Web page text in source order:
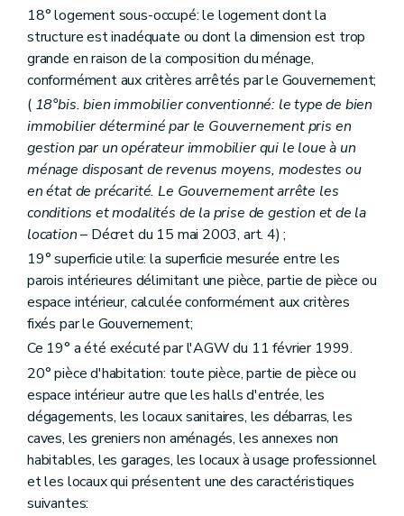
Section 5 Des ressources
Art. 95
Art. 96
Section 6 De la structure et du fonctionnement
Sous-section première De l'assemblée générale
Art. 97
Art. 97
bis
Sous-section 2
Du conseil d'administration
Art. 98
Art. 99
Art. 100
Art. 101
Art. 102
Art. 103
Art. 104
Sous-section 3
De la direction
Art. 105
Art. 106
Art. 107
Sous-section 4 Du comité d'orientation de la Société
Art. 1072
Section 7 Du contrat de gestion
Art. 108
Art. 109
Art. 110
Art. 111
Section 8 Du Comité de gestion financière et des contrôles
Sous-section première Du comité de gestion financière
Art. 112
18° logement sous-occupé: le logement dont la
structure est inadéquate ou dont la dimension est trop
grande en raison de la composition du ménage,
conformément aux critères arrêtés par le Gouvernement;
( 18°bis. bien immobilier conventionné: le type de bien
immobilier déterminé par le Gouvernement pris en
gestion par un opérateur immobilier qui le loue à un
ménage disposant de revenus moyens, modestes ou
en état de précarité. Le Gouvernement arrête les
conditions et modalités de la prise de gestion et de la
location– Décret du 15 mai 2003, art. 4) ;
19° superficie utile: la superficie mesurée entre les
parois intérieures délimitant une pièce, partie de pièce ou
espace intérieur, calculée conformément aux critères
fixés par le Gouvernement;
Ce 19° a été exécuté par l'AGW du 11 février 1999.
20° pièce d'habitation: toute pièce, partie de pièce ou
espace intérieur autre que les halls d'entrée, les
dégagements, les locaux sanitaires, les débarras, les
caves, les greniers non aménagés, les annexes non
habitables, les garages, les locaux à usage professionnel
et les locaux qui présentent une des caractéristiques
suivantes: